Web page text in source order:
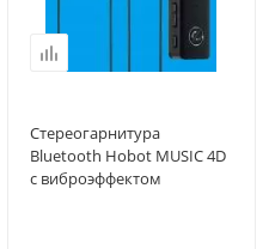
Стереогарнитура
Bluetooth Hobot MUSIC 4D
с виброэффектом